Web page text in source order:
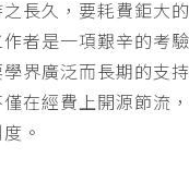
長久，要耗費鉅大
者是一項艱辛的考
界廣泛而長期的支
在經費上開源節流
。